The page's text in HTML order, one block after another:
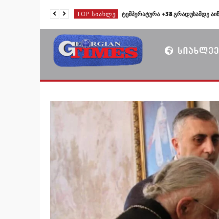
TOP ᲡᲘᲐᲮᲚᲔ
TOP ᲡᲘᲐᲮᲚᲔ
TOP ᲡᲘᲐᲮᲚᲔ
TOP ᲡᲘᲐᲮᲚᲔ